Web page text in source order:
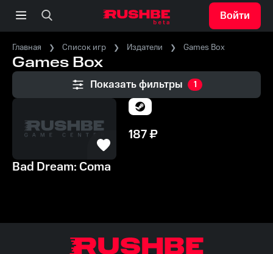
Войти
Главная Список игр Издатели Games Box
Games Box
Показать фильтры 1
187₽
Bad Dream: Coma